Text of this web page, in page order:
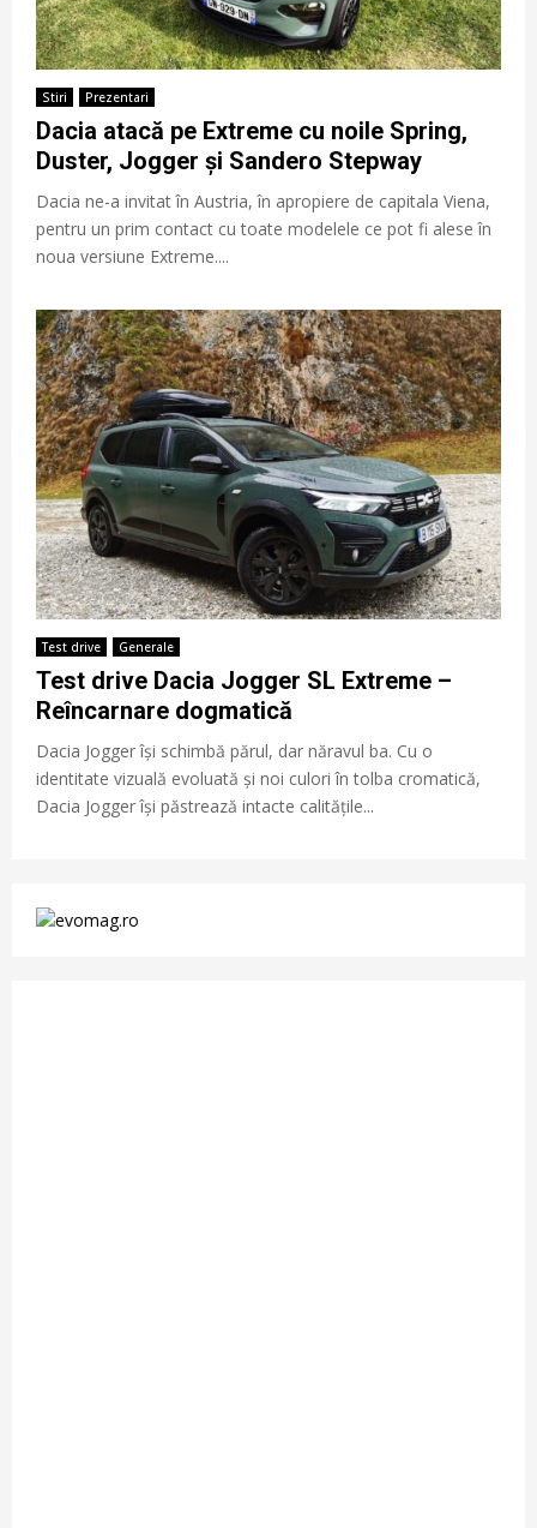
Stiri Prezentari
Dacia atacă pe Extreme cu noile Spring,
Duster, Jogger și Sandero Stepway
Dacia ne-a invitat în Austria, în apropiere de capitala Viena,
pentru un prim contact cu toate modelele ce pot fi alese în
noua versiune Extreme....
Test drive Generale
Test drive Dacia Jogger SL Extreme –
Reîncarnare dogmatică
Dacia Jogger își schimbă părul, dar năravul ba. Cu o
identitate vizuală evoluată și noi culori în tolba cromatică,
Dacia Jogger își păstrează intacte calitățile...